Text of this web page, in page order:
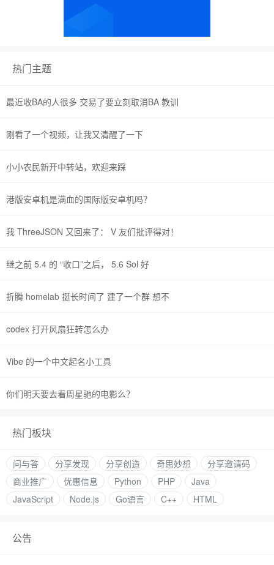
热门主题
最近收BA的人很多 交易了要立刻取消BA 教训
刚看了一个视频，让我又清醒了一下
小小农民新开中转站，欢迎来踩
港版安卓机是满血的国际版安卓机吗？
我 ThreeJSON 又回来了： V 友们批评得对！
继之前 5.4 的 “收口”之后， 5.6 Sol 好
折腾 homelab 挺长时间了 建了一个群 想不
codex 打开风扇狂转怎么办
Vibe 的一个中文起名小工具
你们明天要去看周星驰的电影么？
热门板块
问与答 分享发现 分享创造 奇思妙想
分享邀请码
商业推广
优惠信息 Python PHP
Java
JavaScript
Node.js Go语言 C++ HTML
公告